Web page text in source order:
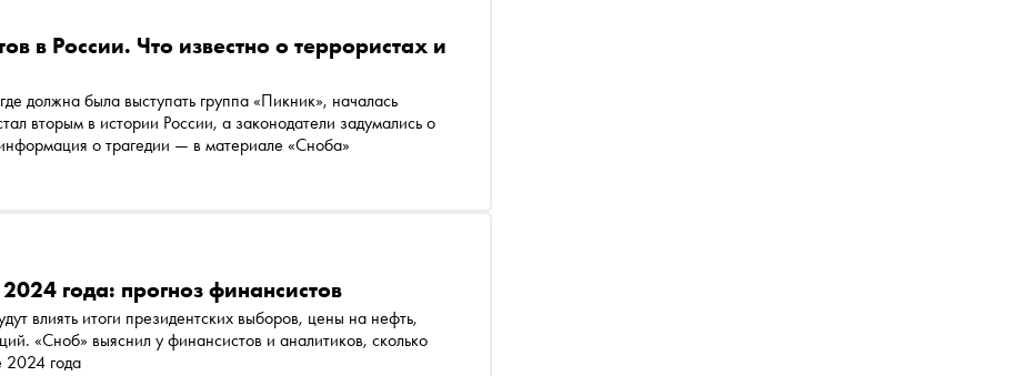
в России. Что известно о террористах и
должна была выступать группа «Пикник», началась
вторым в истории России, а законодатели задумались о
о трагедии — в материале «Сноба»
года: прогноз финансистов
влиять итоги президентских выборов, цены на нефть,
«Сноб» выяснил у финансистов и аналитиков, сколько
2024 года